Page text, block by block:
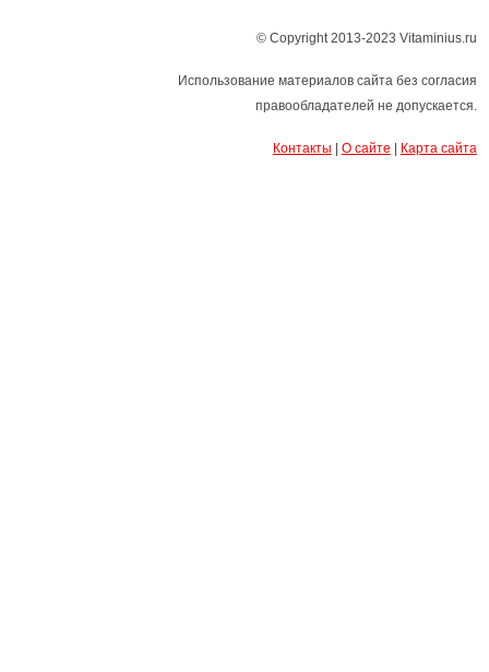
© Copyright 2013-2023 Vitaminius.ru
Использование материалов сайта без согласия
правообладателей не допускается.
Контакты | О сайте | Карта сайта